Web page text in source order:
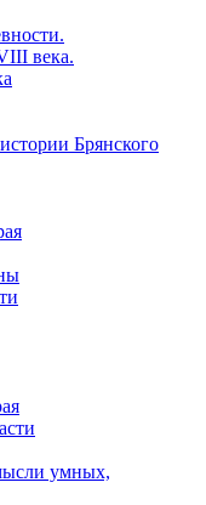
века.
Брянского
умных,